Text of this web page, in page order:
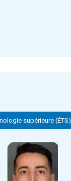
supérieure (ÉTS)